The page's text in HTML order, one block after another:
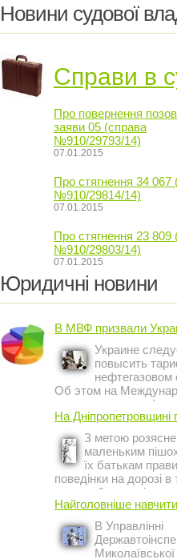
Новини судової
Справи в
Про повернення
заяви 05 (справа
№910/29793/14)
07.01.2015
Про стягнення 34 067
№910/29814/14)
07.01.2015
Про стягнення 23 809
№910/29803/14)
07.01.2015
Юридичні новини
В МВФ призвали
Украине
повысить
нефтегазовом
Об этом на
инвестиционном
Киеве заявил
представитель МВФ на
Украине Жером Ваше.
На Дніпропетровщині
З метою
маленьким
їх батькам
поведінки на дорозі в
пору доби, працівники
профілактичної
ДАІ з обслуговування
Кривий Ріг провели ...
Найголовніше
В Управлінні
Миколаївської